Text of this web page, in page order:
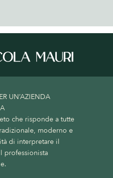
UN’AZIENDA
che risponde a tutte
moderno e
di interpretare il
professionista